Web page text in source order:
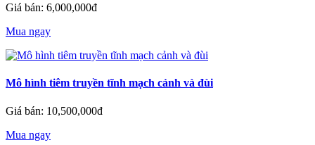
Giá bán: 6,000,000đ
Mua ngay
Mô hình tiêm truyền tĩnh mạch cảnh và đùi
Giá bán: 10,500,000đ
Mua ngay